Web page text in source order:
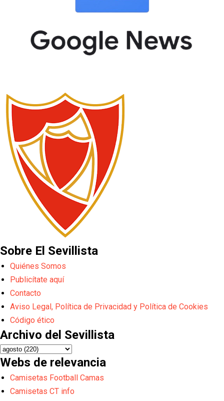
Sobre El Sevillista
Quiénes Somos
Publicítate aquí
Contacto
Aviso Legal, Política de Privacidad y Política de Cookies
Código ético
Archivo del Sevillista
Webs de relevancia
Camisetas Football Camas
Camisetas CT info